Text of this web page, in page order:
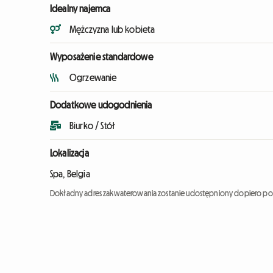
Idealny najemca
Mężczyzna lub kobieta
Wyposażenie standardowe
Ogrzewanie
Dodatkowe udogodnienia
Biurko / Stół
Lokalizacja
Spa, Belgia
Dokładny adres zakwaterowania zostanie udostępniony dopiero